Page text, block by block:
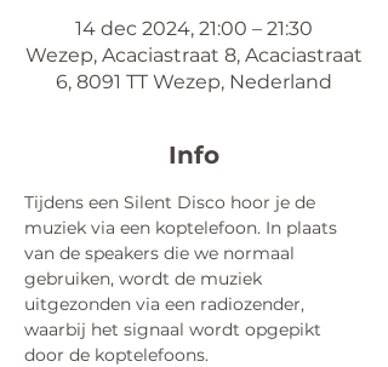
14 dec 2024, 21:00 – 21:30
Wezep, Acaciastraat 8, Acaciastraat
6, 8091 TT Wezep, Nederland
Info
Tijdens een Silent Disco hoor je de
muziek via een koptelefoon. In plaats
van de speakers die we normaal
gebruiken, wordt de muziek
uitgezonden via een radiozender,
waarbij het signaal wordt opgepikt
door de koptelefoons.